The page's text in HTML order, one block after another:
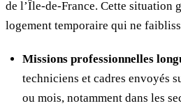
de l’Île-de-France. Cette situation
logement temporaire qui ne
Missions professionnelles
techniciens et cadres envoyés
ou mois, notamment dans les